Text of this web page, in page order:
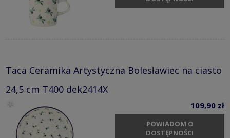
Taca Ceramika Artystyczna Bolesławiec na ciasto
24,5 cm T400 dek2414X
109,90 zł
POWIADOM O
DOSTĘPNOŚCI